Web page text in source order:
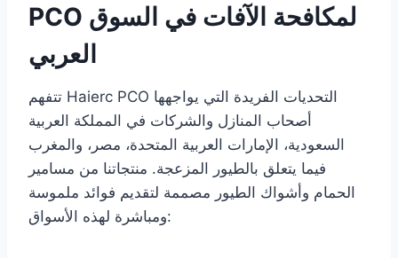
PCO لمكافحة الآفات في السوق
العربي
تتفهم Haierc PCO التحديات الفريدة التي يواجهها
أصحاب المنازل والشركات في المملكة العربية
السعودية، الإمارات العربية المتحدة، مصر، والمغرب
فيما يتعلق بالطيور المزعجة. منتجاتنا من مسامير
الحمام وأشواك الطيور مصممة لتقديم فوائد ملموسة
ومباشرة لهذه الأسواق: